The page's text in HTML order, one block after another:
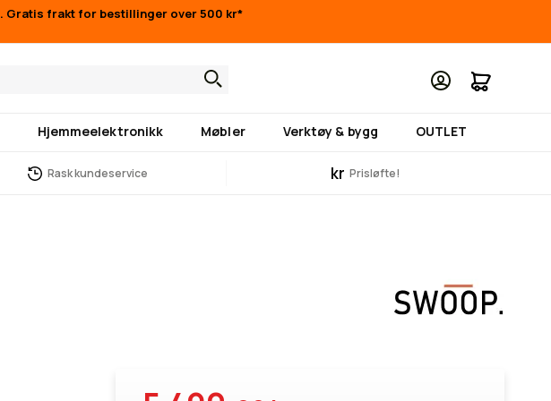
. Gratis frakt for bestillinger over 500 kr*
Min
Hjemmeelektronikk Møbler Verktøy & bygg OUTLET
Rask kundeservice kr Prisløfte!